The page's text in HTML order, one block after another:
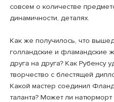
совсем о количестве
динамичности, деталях.
Как же получилось, что
голландские и фламандские
друга на друга? Как Рубенсу
творчество с блестящей
Какой мастер соединил
таланта? Может ли натюрморт